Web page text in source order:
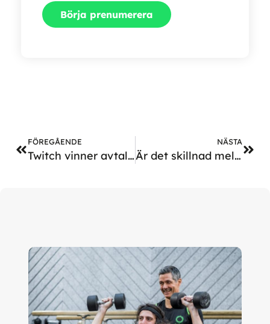
FÖREGÅENDE
Twitch vinner avtal med Högskolan Dalarna
NÄSTA
Är det skillnad mellan fysisk aktivitet för hälsa och prestation?